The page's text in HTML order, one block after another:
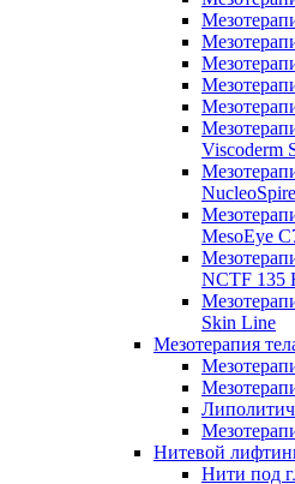
Viscoderm
NucleoSpire
MesoEye
NCTF 135
Skin Line
Мезотерапия
Нитевой
Нити под